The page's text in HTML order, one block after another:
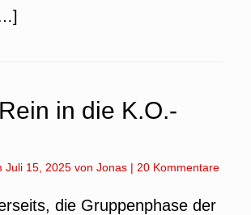
in die K.O.-
Juli 15, 2025 von Jonas | 20 Kommentare
die Gruppenphase der